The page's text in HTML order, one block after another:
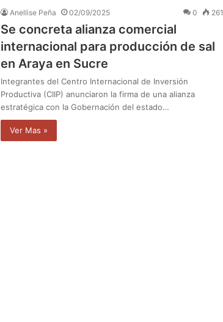
Anellise Peña 02/09/2025 0 261
Se concreta alianza comercial
internacional para producción de sal
en Araya en Sucre
Integrantes del Centro Internacional de Inversión
Productiva (CIIP) anunciaron la firma de una alianza
estratégica con la Gobernación del estado…
Ver Mas »